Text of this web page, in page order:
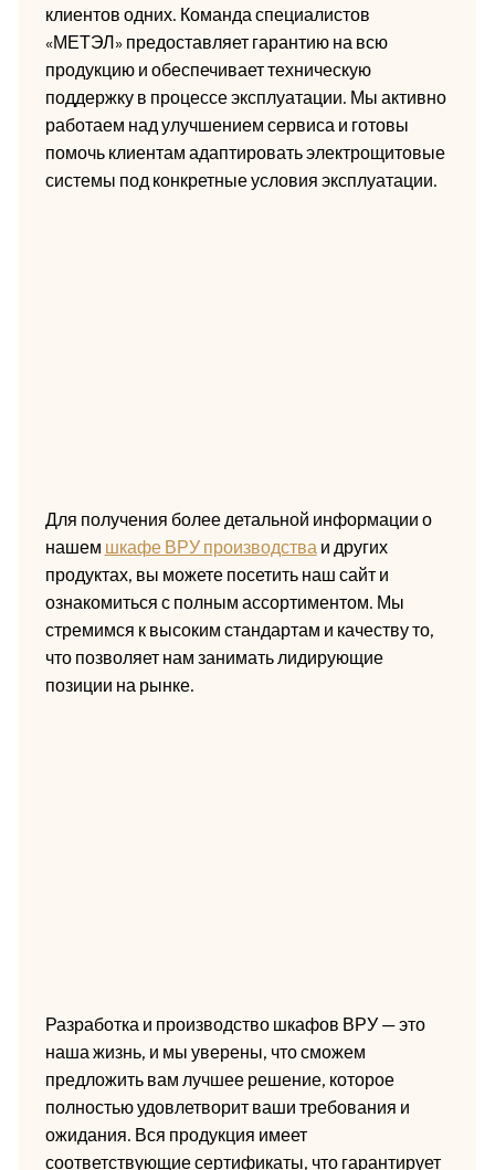
клиентов одних. Команда специалистов
«МЕТЭЛ» предоставляет гарантию на всю
продукцию и обеспечивает техническую
поддержку в процессе эксплуатации. Мы активно
работаем над улучшением сервиса и готовы
помочь клиентам адаптировать электрощитовые
системы под конкретные условия эксплуатации.
Для получения более детальной информации о
нашем шкафе ВРУ производстваи других
продуктах, вы можете посетить наш сайт и
ознакомиться с полным ассортиментом. Мы
стремимся к высоким стандартам и качеству то,
что позволяет нам занимать лидирующие
позиции на рынке.
Разработка и производство шкафов ВРУ — это
наша жизнь, и мы уверены, что сможем
предложить вам лучшее решение, которое
полностью удовлетворит ваши требования и
ожидания. Вся продукция имеет
соответствующие сертификаты, что гарантирует